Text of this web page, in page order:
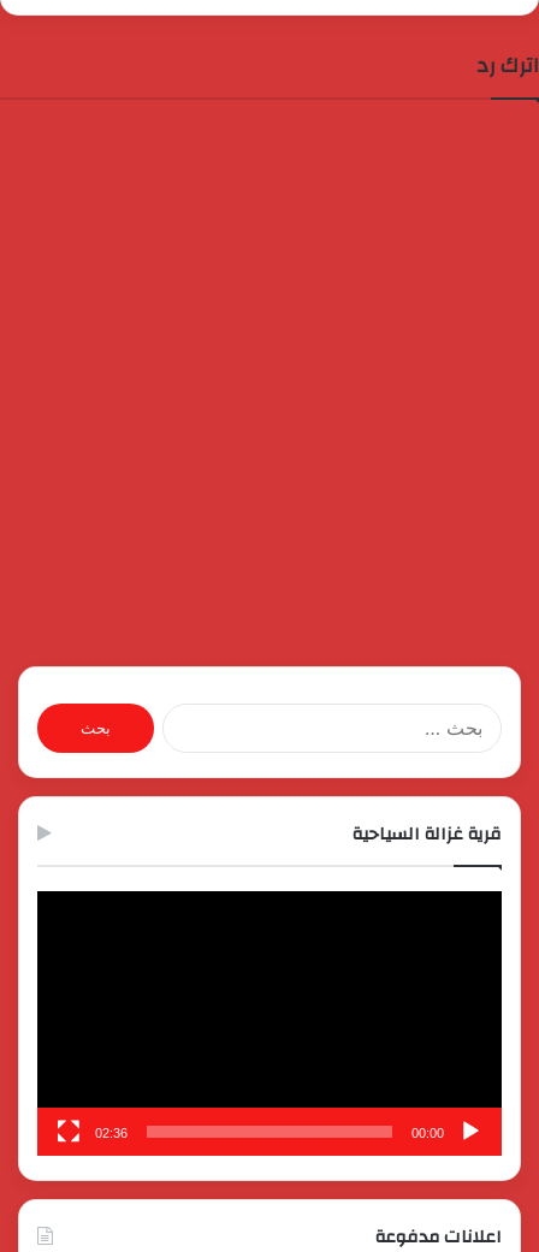
اترك رد
البحث
عن:
قرية غزالة السياحية
00:00
02:36
اعلانات مدفوعة